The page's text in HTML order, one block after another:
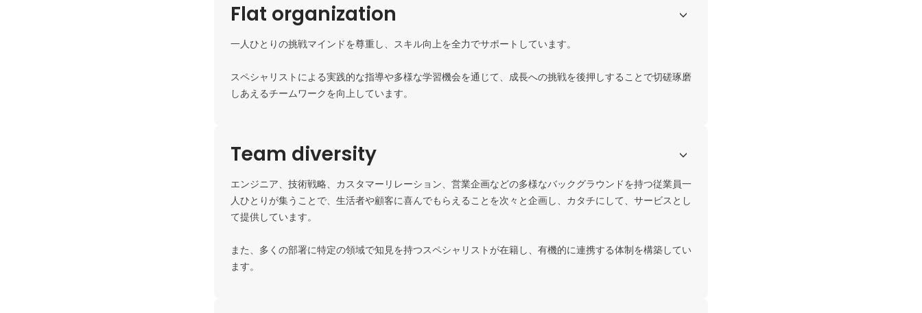
Flat organization
一人ひとりの挑戦マインドを尊重し、スキル向上を全力でサポートしています。
スペシャリストによる実践的な指導や多様な学習機会を通じて、成長への挑戦を後押しすることで切磋琢磨
Team diversity
エンジニア、技術戦略、カスタマーリレーション、営業企画などの多様なバックグラウンドを持つ従業員一
人ひとりが集うことで、生活者や顧客に喜んでもらえることを次々と企画し、カタチにして、サービスとし
て提供しています。
また、多くの部署に特定の領域で知見を持つスペシャリストが在籍し、有機的に連携する体制を構築してい
ます。